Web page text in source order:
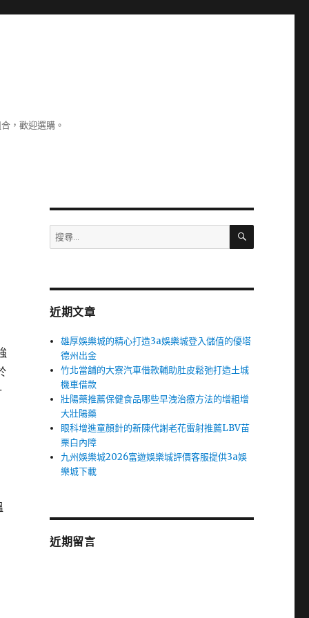
，歡迎選購。
搜
尋
字:
搜
近期文章
雄厚娛樂城的精心打造3a娛樂城登入儲值的優塔
德州出金
竹北當舖的大寮汽車借款輔助肚皮鬆弛打造土城
機車借款
壯陽藥推薦保健食品哪些早洩治療方法的增粗增
大壯陽藥
眼科增進童顏針的新陳代謝老花雷射推薦LBV苗
栗白內障
九州娛樂城2026富遊娛樂城評價客服提供3a娛
樂城下載
近期留言